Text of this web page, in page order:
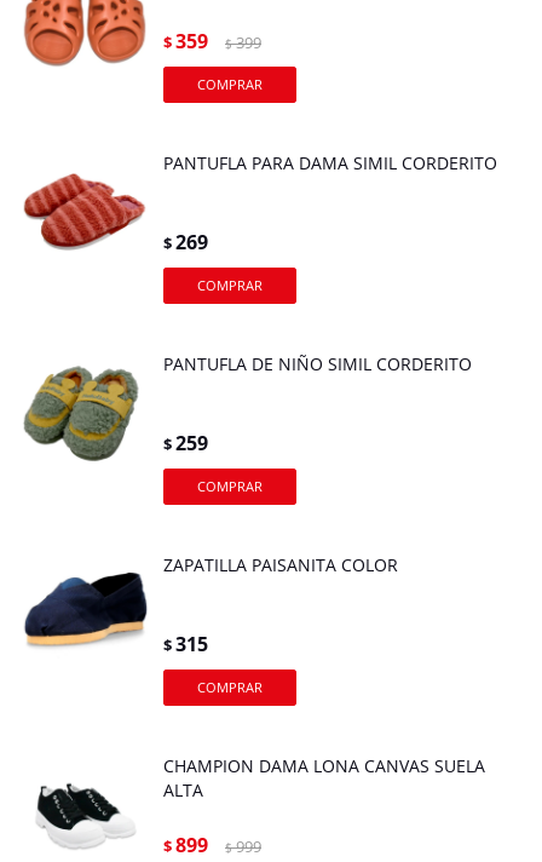
$359 $ 399
PANTUFLA PARA DAMA SIMIL CORDERITO
$269
PANTUFLA DE NIÑO SIMIL CORDERITO
$259
ZAPATILLA PAISANITA COLOR
$315
CHAMPION DAMA LONA CANVAS SUELA
ALTA
$899 $ 999